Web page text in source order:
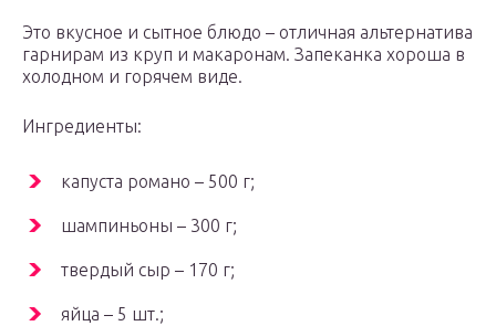
Это вкусное и сытное блюдо – отличная альтернатива
гарнирам из круп и макаронам. Запеканка хороша в
холодном и горячем виде.
Ингредиенты:
капуста романо – 500 г;
шампиньоны – 300 г;
твердый сыр – 170 г;
яйца – 5 шт.;